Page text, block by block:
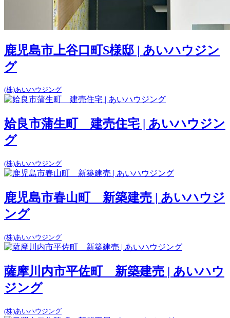
鹿児島市上谷口町S様邸 | あいハウジン
グ
(株)あいハウジング
姶良市蒲生町 建売住宅 | あいハウジン
グ
(株)あいハウジング
鹿児島市春山町 新築建売 | あいハウジ
ング
(株)あいハウジング
薩摩川内市平佐町 新築建売 | あいハウ
ジング
(株)あいハウジング